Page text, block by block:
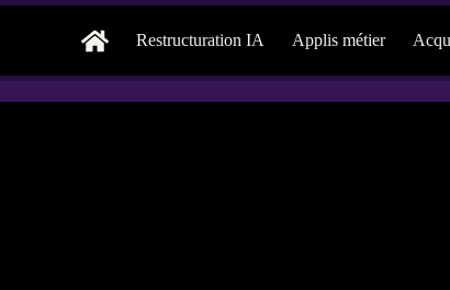
Restructuration IA Applis métier